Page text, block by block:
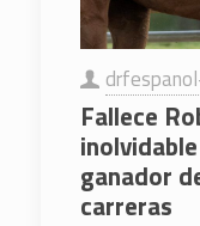
Fallece
ganador
carreras